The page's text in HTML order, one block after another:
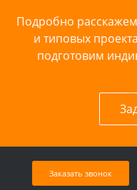
Подробно
и типовых
подготовим
Заказать звонок